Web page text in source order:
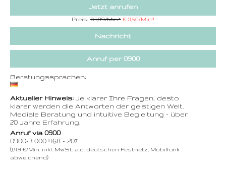
Jetzt anrufen
Preis:€ 1,89/Min* € 0,50/Min*
Nachricht
Anruf per 0900
Beratungssprachen:
Aktueller Hinweis: Je klarer Ihre Fragen, desto
klarer werden die Antworten der geistigen Welt.
Mediale Beratung und intuitive Begleitung – über
20 Jahre Erfahrung.
Anruf via 0900
0900-3 000 468 - 207
(1,49 €/Min. inkl. MwSt. a.d. deutschen Festnetz, Mobilfunk
abweichend)